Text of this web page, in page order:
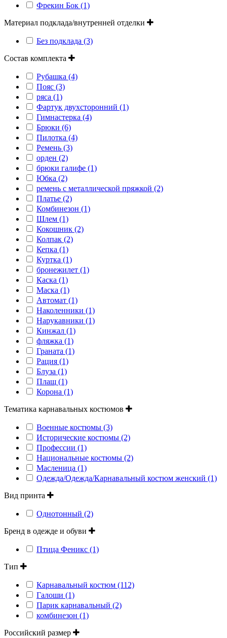
Фрекин Бок (1)
Материал подклада/внутренней отделки
Без подклада (3)
Состав комплекта
Рубашка (4)
Пояс (3)
ряса (1)
Фартук двухсторонний (1)
Гимнастерка (4)
Брюки (6)
Пилотка (4)
Ремень (3)
орден (2)
брюки галифе (1)
Юбка (2)
ремень с металлической пряжкой (2)
Платье (2)
Комбинезон (1)
Шлем (1)
Кокошник (2)
Колпак (2)
Кепка (1)
Куртка (1)
бронежилет (1)
Каска (1)
Маска (1)
Автомат (1)
Наколенники (1)
Нарукавники (1)
Кинжал (1)
фляжка (1)
Граната (1)
Рация (1)
Блуза (1)
Плащ (1)
Корона (1)
Тематика карнавальных костюмов
Военные костюмы (3)
Исторические костюмы (2)
Профессии (1)
Национальные костюмы (2)
Масленица (1)
Одежда/Одежда/Карнавальный костюм женский (1)
Вид принта
Однотонный (2)
Бренд в одежде и обуви
Птица Феникс (1)
Тип
Карнавальный костюм (112)
Галоши (1)
Парик карнавальный (2)
комбинезон (1)
Российский размер